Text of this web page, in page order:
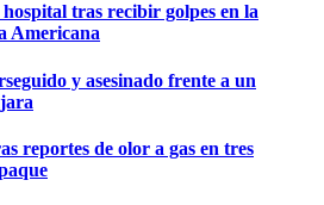
tras recibir golpes en la
Americana
y asesinado frente a un
reportes de olor a gas en tres